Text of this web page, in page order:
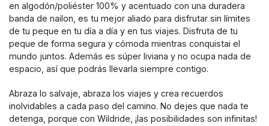
en algodón/poliéster 100% y acentuado con una duradera
banda de nailon, es tu mejor aliado para disfrutar sin límites
de tu peque en tu día a día y en tus viajes. Disfruta de tu
peque de forma segura y cómoda mientras conquistai el
mundo juntos. Además es súper liviana y no ocupa nada de
espacio, así que podrás llevarla siempre contigo.
Abraza lo salvaje, abraza los viajes y crea recuerdos
inolvidables a cada paso del camino. No dejes que nada te
detenga, porque con Wildride, ¡las posibilidades son infinitas!